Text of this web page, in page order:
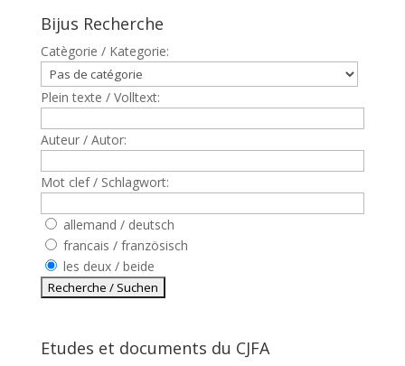
Bijus Recherche
Catègorie / Kategorie:
Plein texte / Volltext:
Auteur / Autor:
Mot clef / Schlagwort:
allemand / deutsch
francais / französisch
les deux / beide
Etudes et documents du CJFA